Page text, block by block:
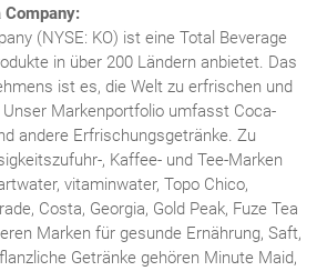
Company:
(NYSE: KO) ist eine Total Beverage
in über 200 Ländern anbietet. Das
ist es, die Welt zu erfrischen und
Markenportfolio umfasst Coca-
andere Erfrischungsgetränke. Zu
, Kaffee- und Tee-Marken
vitaminwater, Topo Chico,
Costa, Georgia, Gold Peak, Fuze Tea
Marken für gesunde Ernährung, Saft,
Getränke gehören Minute Maid,